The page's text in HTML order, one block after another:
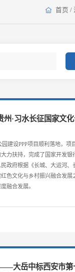
首页 /
·习水长征国家文
建设PPP项目顺利落地，项
力扶持，完成了国家开发银
政府根据《长城、大运河、
色文化与乡村振兴融合发展
融合发展。
大岳中标西安市第